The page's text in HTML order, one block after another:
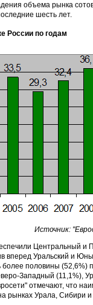
объема рынка
шесть лет.
России по годам
Источник:
Центральный и
вперед Уральский и
половины (52,6%)
Западный (11,1%),
отмечают, что
рынках Урала, Сибири